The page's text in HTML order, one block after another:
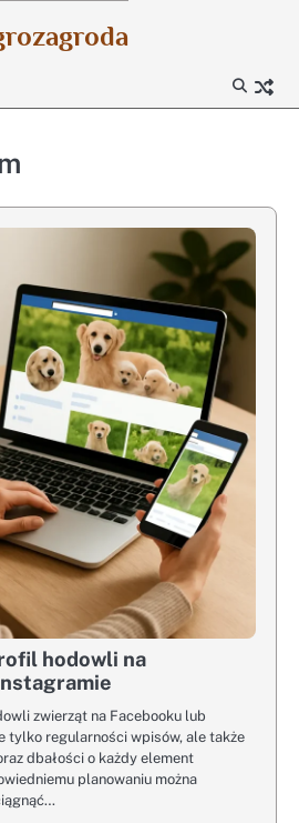
hodowli na
zwierząt na Facebooku lub
tylko regularności wpisów, ale także
dbałości o każdy element
planowaniu można